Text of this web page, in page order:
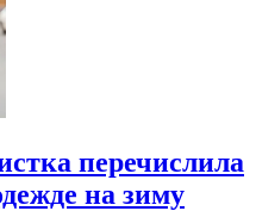
перечислила
на зиму